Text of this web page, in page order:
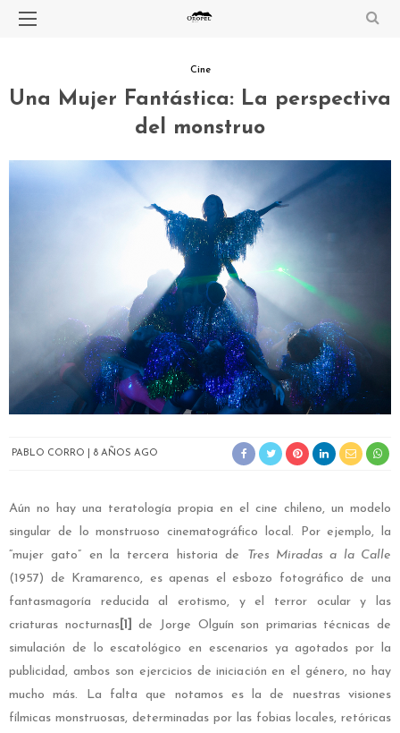
Cine
Una Mujer Fantástica: La perspectiva
del monstruo
PABLO CORRO 8 AÑOS AGO
Aún no hay una teratología propia en el cine chileno, un modelo
singular de lo monstruoso cinematográfico local. Por ejemplo, la
“mujer gato” en la tercera historia de Tres Miradas a la Calle
(1957) de Kramarenco, es apenas el esbozo fotográfico de una
fantasmagoría reducida al erotismo, y el terror ocular y las
criaturas nocturnas[1]
de Jorge Olguín son primarias técnicas de
simulación de lo escatológico en escenarios ya agotados por la
publicidad, ambos son ejercicios de iniciación en el género, no hay
mucho más. La falta que notamos es la de nuestras visiones
fílmicas monstruosas, determinadas por las fobias locales, retóricas